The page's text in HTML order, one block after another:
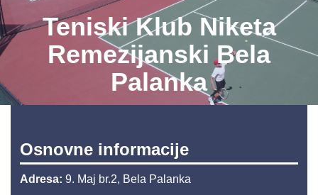
Teniski Klub Niketa
Remezijanski Bela
Palanka
Osnovne informacije
Adresa: 9. Maj br.2, Bela Palanka